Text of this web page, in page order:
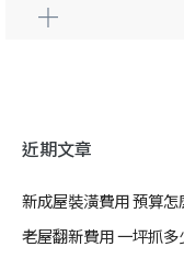
近期文章
新成屋裝潢費用 預算
老屋翻新費用 一坪抓